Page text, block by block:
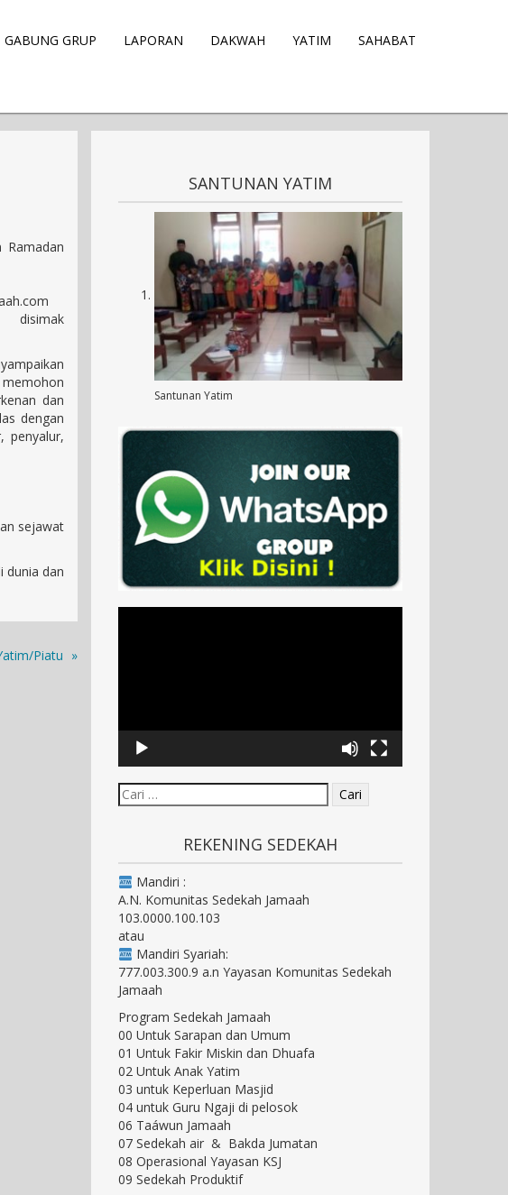
GABUNG GRUP LAPORAN DAKWAH YATIM SAHABAT
Ramadan
dan
dengan
penyalur,
sejawat
dunia dan
Piatu »
SANTUNAN YATIM
Santunan Yatim
REKENING SEDEKAH
Mandiri :
A.N. Komunitas Sedekah Jamaah
103.0000.100.103
atau
Mandiri Syariah:
777.003.300.9 a.n Yayasan Komunitas Sedekah
Jamaah
Program Sedekah Jamaah
00 Untuk Sarapan dan Umum
01 Untuk Fakir Miskin dan Dhuafa
02 Untuk Anak Yatim
03 untuk Keperluan Masjid
04 untuk Guru Ngaji di pelosok
06 Taáwun Jamaah
07 Sedekah air & Bakda Jumatan
08 Operasional Yayasan KSJ
09 Sedekah Produktif